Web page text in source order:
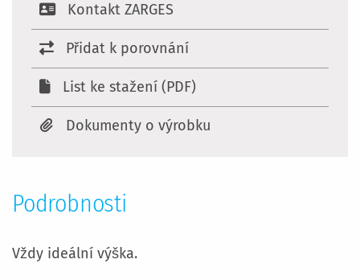
Kontakt ZARGES
Přidat k porovnání
List ke stažení (PDF)
Dokumenty o výrobku
Podrobnosti
Vždy ideální výška.